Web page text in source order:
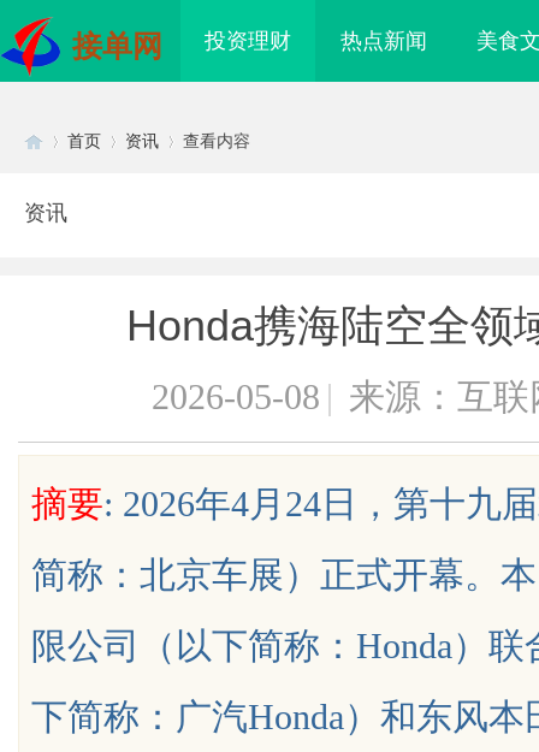
接单网 投资理财 热点新闻 美食
首页 资讯 查看内容
资讯
Honda携海陆空全领
2026-05-08 | 来源：互联
摘要: 2026年4月24日，第十九
简称：北京车展）正式开幕。
限公司（以下简称：Honda）
下简称：广汽Honda）和东风
疑难复杂案件中的破局之道